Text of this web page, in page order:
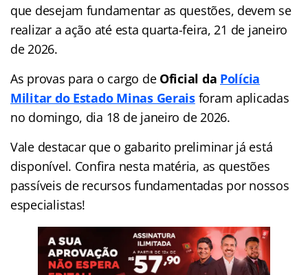
que desejam fundamentar as questões, devem se
realizar a ação até esta quarta-feira, 21 de janeiro
de 2026.
As provas para o cargo de Oficial da Polícia
Militar do Estado Minas Geraisforam aplicadas
no domingo, dia 18 de janeiro de 2026.
Vale destacar que o gabarito preliminar já está
disponível. Confira nesta matéria, as questões
passíveis de recursos fundamentadas por nossos
especialistas!